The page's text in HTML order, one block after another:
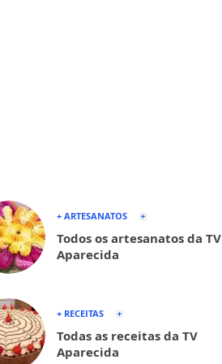
+ ARTESANATOS
Todos os artesanatos da TV
Aparecida
+ RECEITAS
Todas as receitas da TV
Aparecida